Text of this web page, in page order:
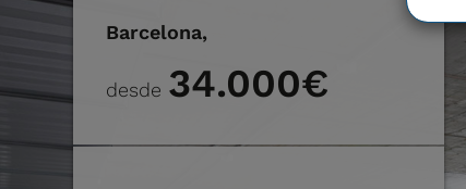
Barcelona,
desde 34.000€